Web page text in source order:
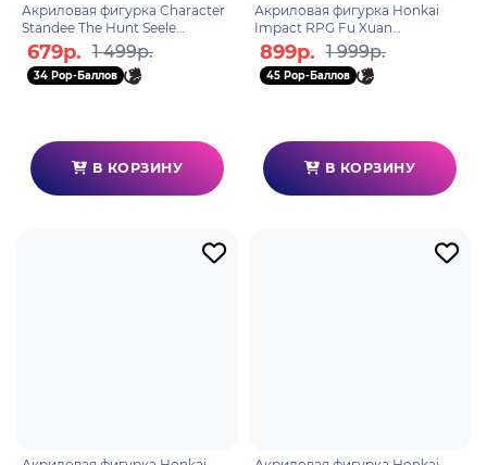
Акриловая фигурка Character
Standee The Hunt Seele
6975628249671
679р. 1 499р.
34 Pop-Баллов
В КОРЗИНУ
Акриловая фигурка Honkai
Impact RPG Fu Xuan
6976068148425
899р. 1 999р.
45 Pop-Баллов
В КОРЗИНУ